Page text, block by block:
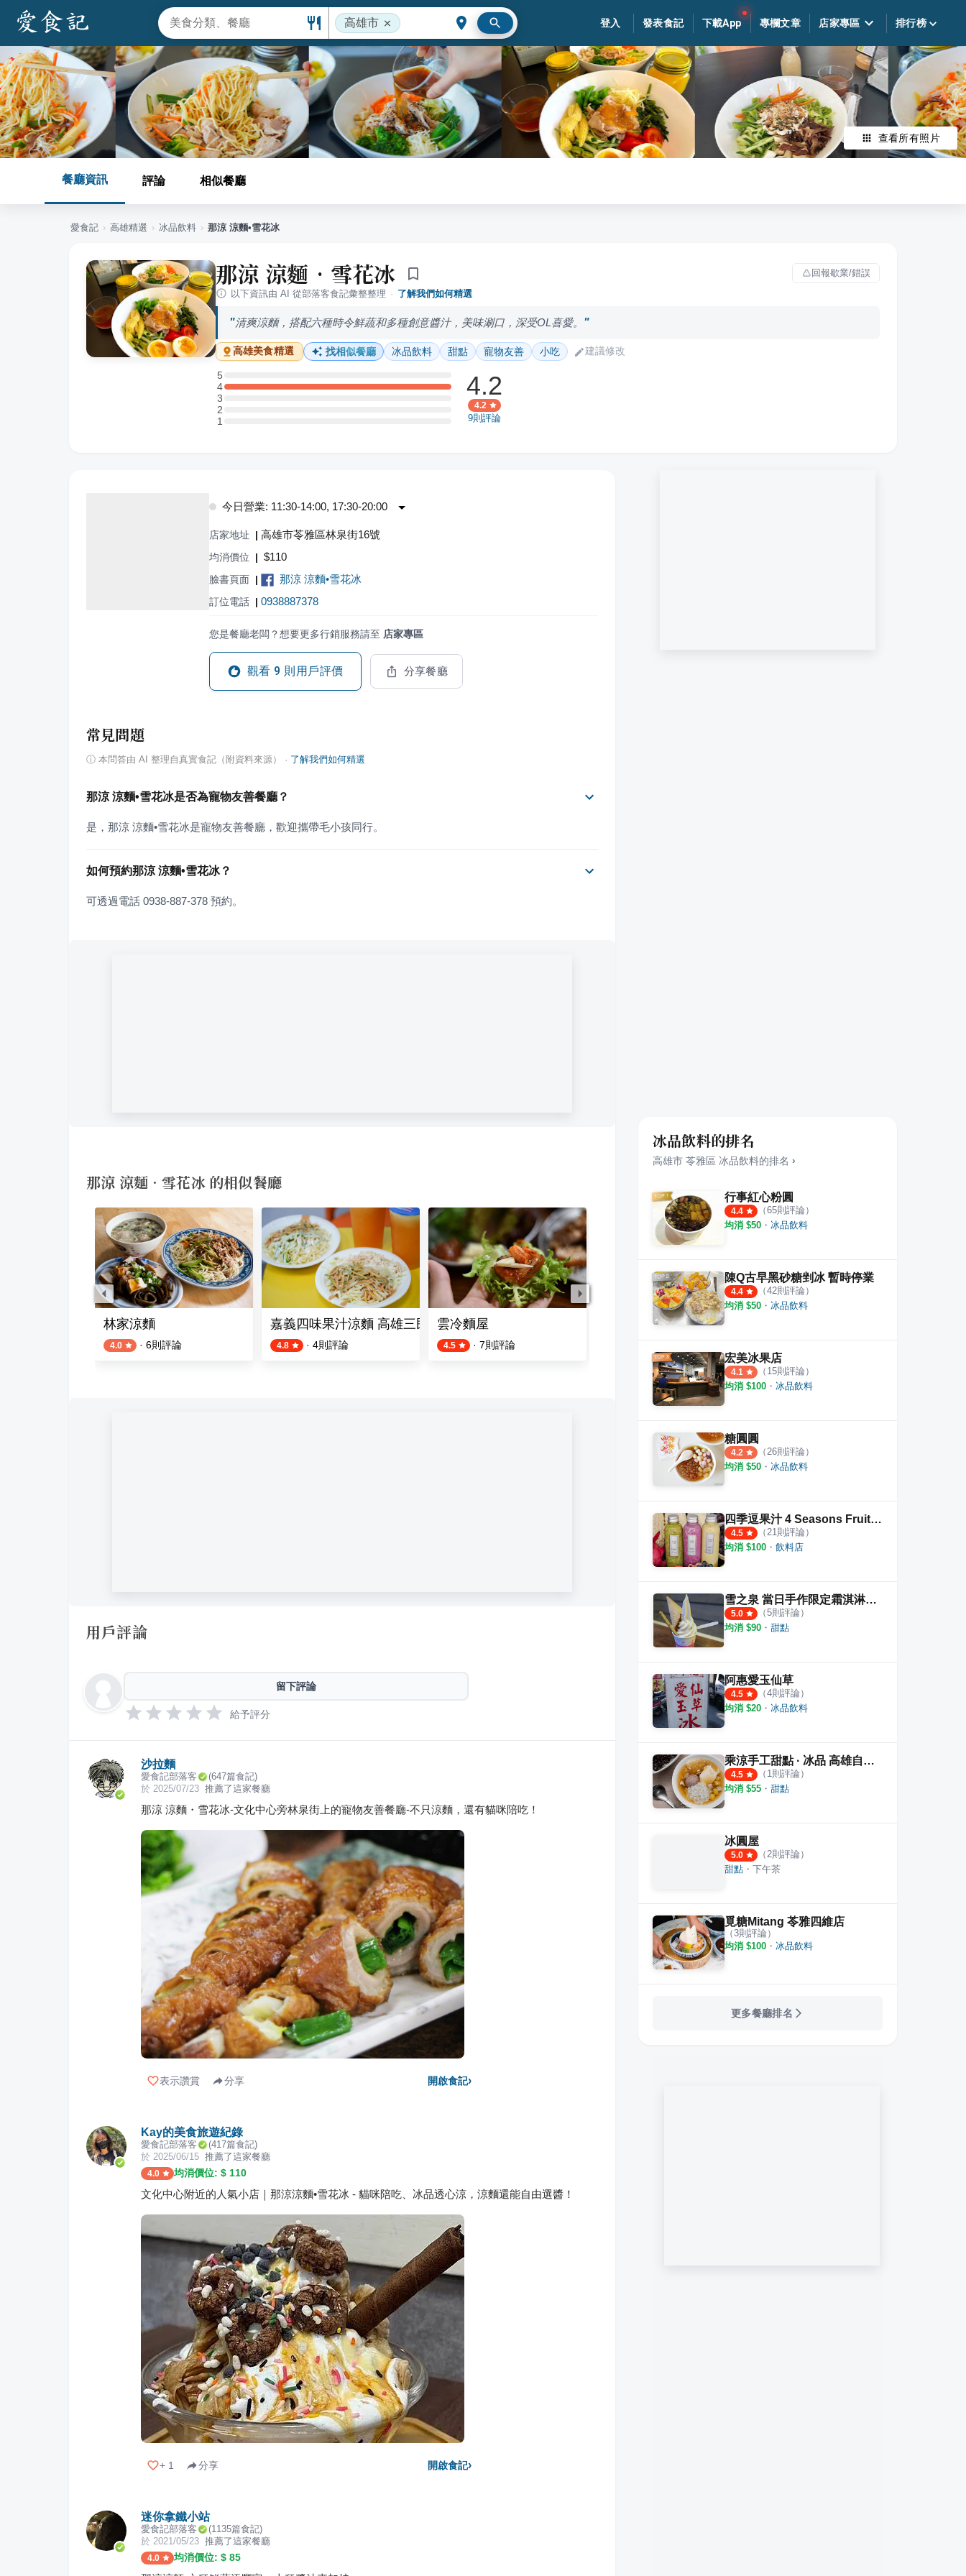
高雄市 登入 發表食記 下載App 專欄文章 店家專區 排行榜
查看所有照片
餐廳資訊 評論 相似餐廳
愛食記 › 高雄精選 › 冰品飲料 › 那涼 涼麵•雪花冰
那涼 涼麵•雪花冰
回報歇業/錯誤
以下資訊由 AI 從部落客食記彙整整理 · 了解我們如何精選
清爽涼麵，搭配六種時令鮮蔬和多種創意醬汁，美味涮口，深受OL喜愛。
高雄美食精選 找相似餐廳 冰品飲料 甜點 寵物友善 小吃 建議修改
5
5 星：0 則評論
4
4 星：3 則評論
3
3 星：0 則評論
2
2 星：0 則評論
11 星：0 則評論
4.2
4.2
9則評論
今日營業: 11:30-14:00, 17:30-20:00
店家地址 | 高雄市苓雅區林泉街16號
均消價位 | $110
臉書頁面 | 那涼 涼麵•雪花冰
訂位電話 | 0938887378
您是餐廳老闆？想要更多行銷服務請至 店家專區
觀看 9 則用戶評價 分享餐廳
常見問題
ⓘ 本問答由 AI 整理自真實食記（附資料來源） · 了解我們如何精選
那涼 涼麵•雪花冰是否為寵物友善餐廳？
是，那涼 涼麵•雪花冰是寵物友善餐廳，歡迎攜帶毛小孩同行。
如何預約那涼 涼麵•雪花冰？
可透過電話 0938-887-378 預約。
那涼 涼麵•雪花冰 的相似餐廳
林家涼麵
4.0 · 6則評論
嘉義四味果汁涼麵 高雄三民店
4.8 · 4則評論
雲冷麵屋
4.5 · 7則評論
宜家涼麵 文化店
用戶評論
留下評論
給予評分
沙拉麵
愛食記部落客 (647篇食記)
於 2025/07/23 推薦了這家餐廳
那涼 涼麵・雪花冰-文化中心旁林泉街上的寵物友善餐廳-不只涼麵，還有貓咪陪吃！
表示讚賞 分享 開啟食記›
Kay的美食旅遊紀錄
愛食記部落客 (417篇食記)
於 2025/06/15 推薦了這家餐廳
4.0 均消價位: $ 110
文化中心附近的人氣小店｜那涼涼麵•雪花冰 - 貓咪陪吃、冰品透心涼，涼麵還能自由選醬！
+ 1 分享 開啟食記›
迷你拿鐵小站
愛食記部落客 (1135篇食記)
於 2021/05/23 推薦了這家餐廳
4.0 均消價位: $ 85
冰品飲料的排名
高雄市 苓雅區 冰品飲料的排名 ›
行事紅心粉圓
4.4 （65則評論）
均消 $50 ・ 冰品飲料
陳Q古早黑砂糖剉冰 暫時停業
4.4 （42則評論）
均消 $50 ・ 冰品飲料
宏美冰果店
4.1 （ 15則評論）
均消 $100 ・ 冰品飲料
糖圓圓
4.2 （26則評論）
均消 $50 ・ 冰品飲料
四季逗果汁 4 Seasons Fruit Juice
4.5 （21則評論）
均消 $100 ・ 飲料店
雪之泉 當日手作限定霜淇淋專賣店
5.0 （5則評論）
均消 $90 ・ 甜點
阿惠愛玉仙草
4.5 （4則評論）
均消 $20 ・ 冰品飲料
乘涼手工甜點 · 冰品 高雄自強店
4.5 （ 1則評論）
均消 $55 ・ 甜點
冰圓屋
5.0 （2則評論）
甜點 ・ 下午茶
覓糖Mitang 苓雅四維店
（3則評論）
均消 $100 ・ 冰品飲料
更多餐廳排名